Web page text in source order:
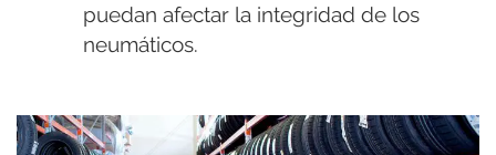
puedan afectar la integridad de los
neumáticos.